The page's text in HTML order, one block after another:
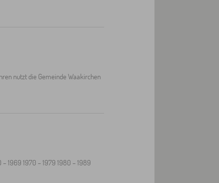
nutzt die Gemeinde Waakirchen
1969 1970 – 1979 1980 – 1989